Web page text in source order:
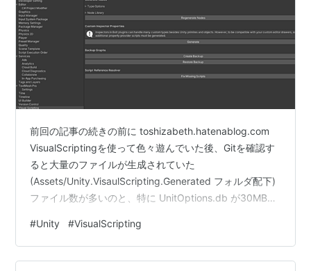
前回の記事の続きの前に toshizabeth.hatenablog.com
VisualScriptingを使って色々遊んでいた後、Gitを確認す
ると大量のファイルが生成されていた
(Assets/Unity.VisaulScripting.Generated フォルダ配下)
ファイル数が多いのと、特に UnitOptions.db が30MB近
のはいかがなものかと思いリファレンスを確認しました
docs.unity3d.com バージョン管理から除外する必要があ
るんですね(最初からそうしてほしい) 注：プロジェクト
#Unity #VisualScripting